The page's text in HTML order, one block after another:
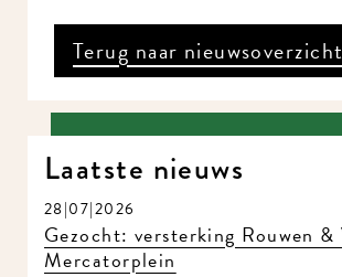
Terug naar nieuwsoverzicht
Laatste nieuws
28|07|2026
Gezocht: versterking Rouwen &
Mercatorplein